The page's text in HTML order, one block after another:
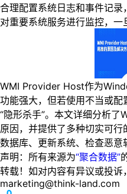
合理配置系统日志和事件记录
对重要系统服务进行监控，一
WMI Provider Host作为
功能强大，但若使用不当或
“隐形杀手”。本文详细分析
原因，并提供了多种切实可
数据库、更新系统、检查恶意
声明：所有来源为“聚合数据”
转载！如对内容有异议或投诉
marketing@think-land.com